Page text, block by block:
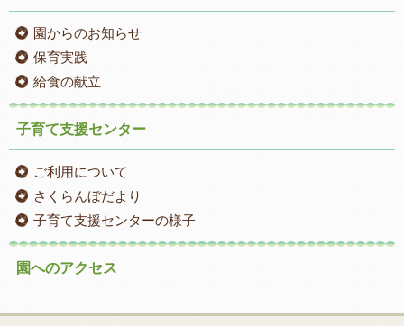
園からのお知らせ
保育実践
給食の献立
子育て支援センター
ご利用について
さくらんぼだより
子育て支援センターの様子
園へのアクセス